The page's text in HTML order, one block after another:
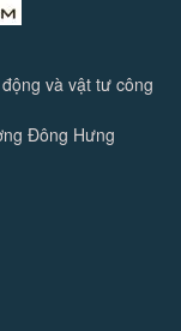
và vật tư công
Đông Hưng